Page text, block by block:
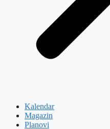
Kalendar
Magazin
Planovi